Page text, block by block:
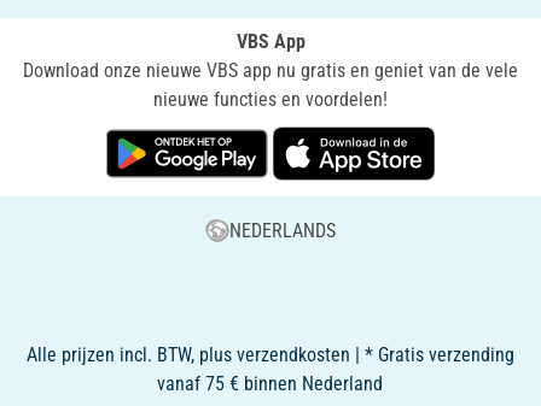
VBS App
Download onze nieuwe VBS app nu gratis en geniet van de vele
nieuwe functies en voordelen!
NEDERLANDS
Alle prijzen incl. BTW, plus verzendkosten | * Gratis verzending
vanaf 75 € binnen Nederland